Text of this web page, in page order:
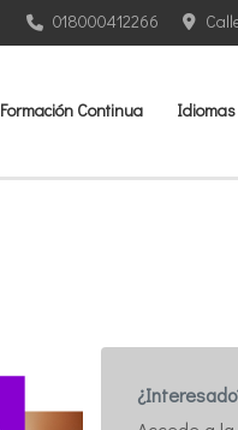
018000412266
Formación Continua Idiomas